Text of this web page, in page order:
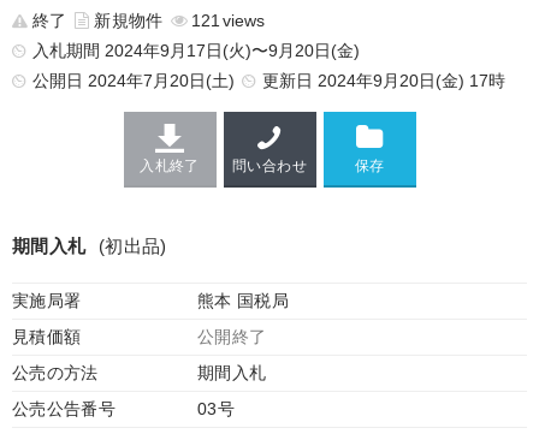
終了 新規物件
121
入札期間 2024年9月17日(火)〜9月20日(金)
公開日 2024年7月20日(土) 更新日 2024年9月20日(金) 17時
入札終了 問い合わせ
期間入札 (初出品)
実施局署
熊本 国税局
見積価額
公開終了
公売の方法
期間入札
公売公告番号
03号